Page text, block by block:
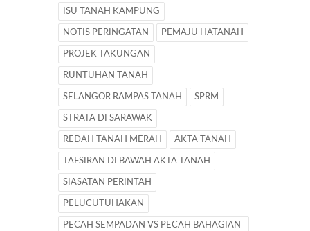
ISU TANAH KAMPUNG
NOTIS PERINGATAN PEMAJU HATANAH
PROJEK TAKUNGAN
RUNTUHAN TANAH
SELANGOR RAMPAS TANAH SPRM
STRATA DI SARAWAK
REDAH TANAH MERAH AKTA TANAH
TAFSIRAN DI BAWAH AKTA TANAH
SIASATAN PERINTAH
PELUCUTUHAKAN
PECAH SEMPADAN VS PECAH BAHAGIAN